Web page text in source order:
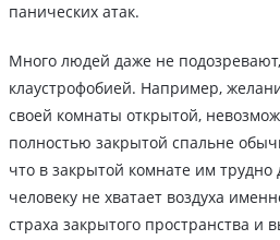
панических атак.
Много людей даже не
клаустрофобией. Например,
своей комнаты открытой,
полностью закрытой спальне
что в закрытой комнате им
человеку не хватает воздуха
страха закрытого пространства и